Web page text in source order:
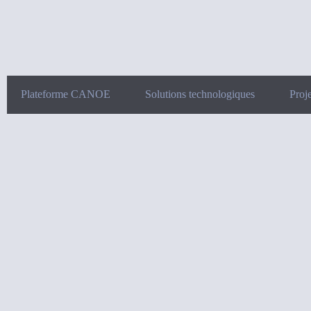
Plateforme CANOE Solutions technologiques